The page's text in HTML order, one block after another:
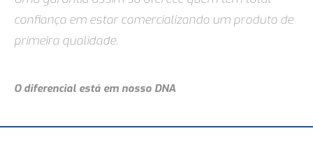
confiança em estar comercializando um produto de
primeira qualidade.
O diferencial está em nosso DNA